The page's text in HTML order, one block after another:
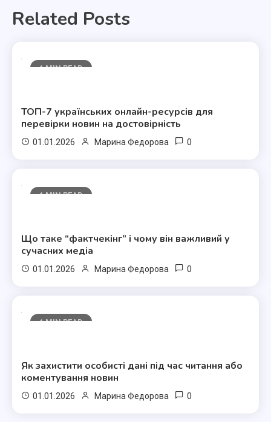
Related Posts
1 MIN READ
ТОП-7 українських онлайн-ресурсів для
перевірки новин на достовірність
01.01.2026 Марина Федорова 0
1 MIN READ
Що таке “фактчекінг” і чому він важливий у
сучасних медіа
01.01.2026 Марина Федорова 0
1 MIN READ
Як захистити особисті дані під час читання або
коментування новин
01.01.2026 Марина Федорова 0